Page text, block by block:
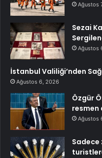
Ağustos
Sezai
Ağustos
İstanbul Valiliği’nden
Ağustos 6, 2026
Özgür
resmen
Ağustos
Sadece